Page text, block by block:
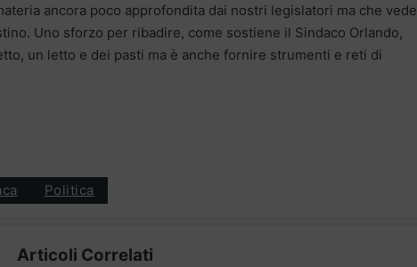
ancora poco approfondita dai nostri legislatori ma che vede
Uno sforzo per ribadire, come sostiene il Sindaco Orlando,
un letto e dei pasti ma è anche fornire strumenti e reti di
Politica
Articoli Correlati